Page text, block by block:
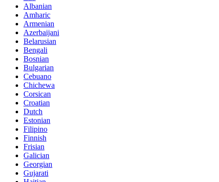
Albanian
Amharic
Armenian
Azerbaijani
Belarusian
Bengali
Bosnian
Bulgarian
Cebuano
Chichewa
Corsican
Croatian
Dutch
Estonian
Filipino
Finnish
Frisian
Galician
Georgian
Gujarati